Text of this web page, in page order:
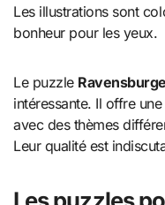
Les illustrations sont
bonheur pour les yeux.
Le puzzle
intéressante. Il offre
avec des thèmes
Leur qualité est